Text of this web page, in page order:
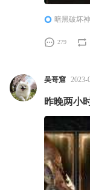
暗黑破坏
279
吴哥窟 2023-
昨晚两小